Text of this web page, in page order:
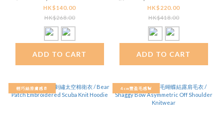
Detail Cami
HK$140.00
HK$268.00
ADD TO CART
Way Zip Cardigan
HK$220.00
HK$418.00
ADD TO CART
輕巧絲滑膚感🥛 4cm豐盈毛感🐩